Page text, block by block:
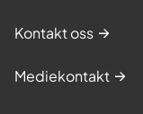
Kontakt oss
Mediekontakt